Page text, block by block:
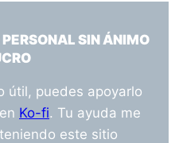
SIN ÁNIMO
útil, puedes apoyarlo
Ko-fi. Tu ayuda me
este sitio